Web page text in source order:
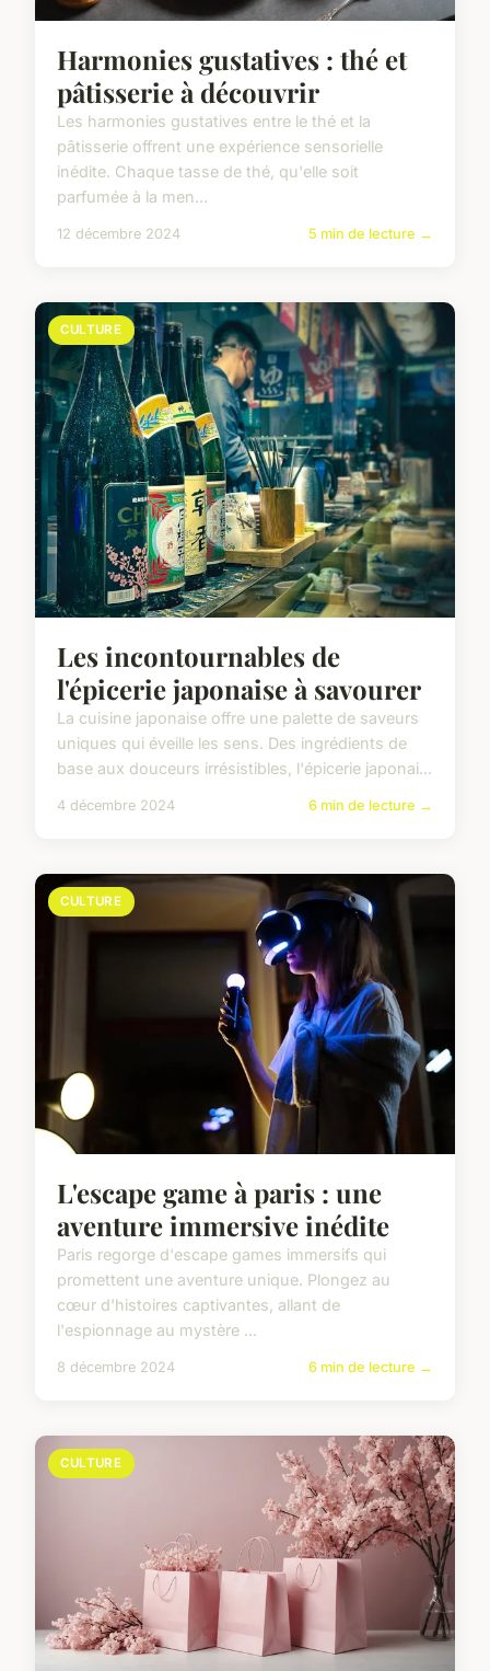
Harmonies gustatives : thé et
pâtisserie à découvrir
Les harmonies gustatives entre le thé et la
pâtisserie offrent une expérience sensorielle
inédite. Chaque tasse de thé, qu'elle soit
parfumée à la men...
12 décembre 2024 5 min de lecture →
CULTURE
Les incontournables de
l'épicerie japonaise à savourer
La cuisine japonaise offre une palette de saveurs
uniques qui éveille les sens. Des ingrédients de
base aux douceurs irrésistibles, l'épicerie japonai...
4 décembre 2024 6 min de lecture →
CULTURE
L'escape game à paris : une
aventure immersive inédite
Paris regorge d'escape games immersifs qui
promettent une aventure unique. Plongez au
cœur d'histoires captivantes, allant de
l'espionnage au mystère ...
8 décembre 2024 6 min de lecture →
CULTURE